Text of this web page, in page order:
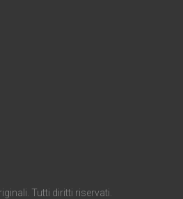
Tutti diritti riservati.